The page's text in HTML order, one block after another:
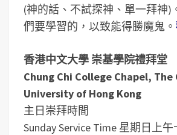
(神的話、不試探神、單一拜神)
們要學習的，以致能得勝魔鬼。
香港中文大學 崇基學院禮拜堂
Chung Chi College Chapel, The
University of Hong Kong
主日崇拜時間
Sunday Service Time 星期日上午